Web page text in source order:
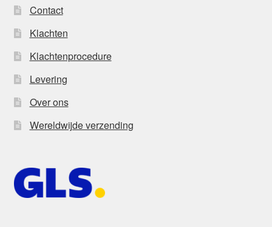
Contact
Klachten
Klachtenprocedure
Levering
Over ons
Wereldwijde verzending